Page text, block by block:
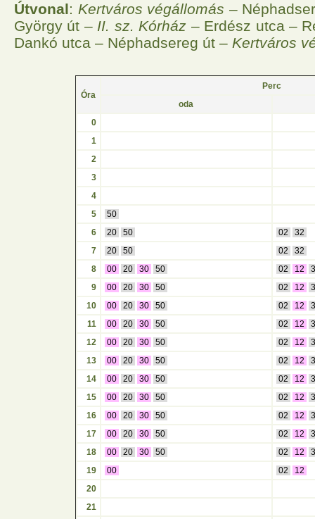
Útvonal: Kertváros végállomás –
György út – II. sz. Kórház – Erdész utca –
Dankó utca – Néphadsereg út – Kertváros
Óra
Perc
oda
0
1
2
3
4
5
50
6
20 50 02
32
7
20 50 02
32
8
00 20 30 50 02 12
9
00 20 30 50 02 12
10
00 20 30 50 02 12
11
00 20 30 50 02 12
12
00 20 30 50 02 12
13
00 20 30 50 02 12
14
00 20 30 50 02 12
15
00 20 30 50 02 12
16
00 20 30 50 02 12
17
00 20 30 50 02 12
18
00 20 30 50 02 12
19
00 02
12
20
21